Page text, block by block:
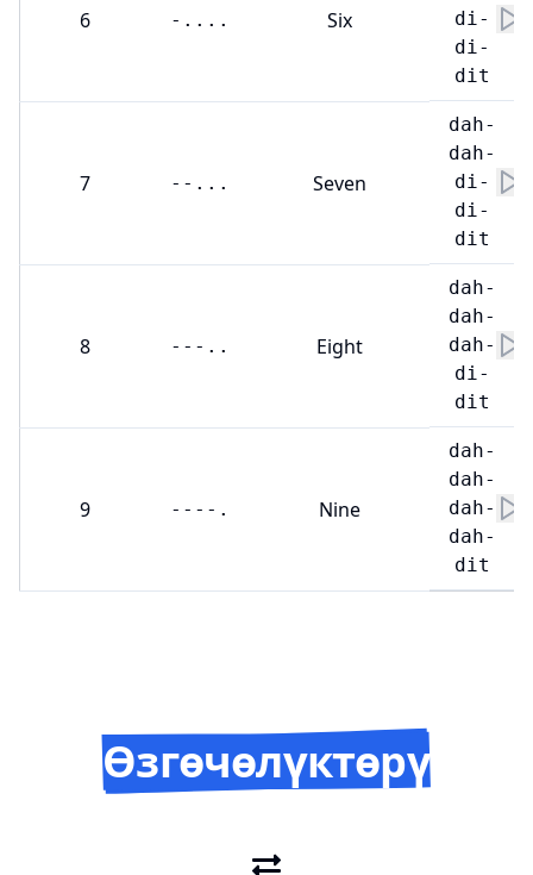
6 -.... Six
di-
di-
dit
7 --... Seven
dah-
dah-
di-
di-
dit
8 ---.. Eight
dah-
dah-
dah-
di-
dit
9 ----. Nine
dah-
dah-
dah-
dah-
dit
Өзгөчөлүктөрү